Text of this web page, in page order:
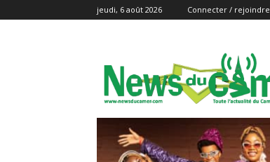
jeudi, 6 août 2026 Connecter / rejoindre